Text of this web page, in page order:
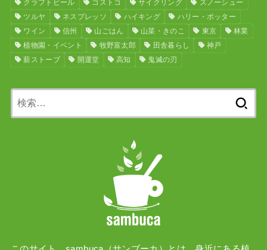
クラフトビール
コストコ サイクリング
スノーシュー
ツルヤ
ネスプレッソ ハイキング
ハリー・ポッター
ワイン
信州 山ごはん 山菜・きのこ 東京
林業
植物園・イベント
牧野富太郎 田舎暮らし
神戸
薪ストーブ
開運堂 高知 鬼滅の刃